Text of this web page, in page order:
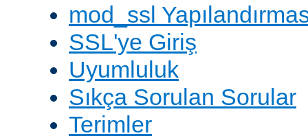
mod_ssl
SSL'ye Giriş
Uyumluluk
Sıkça Sorulan Sorular
Terimler